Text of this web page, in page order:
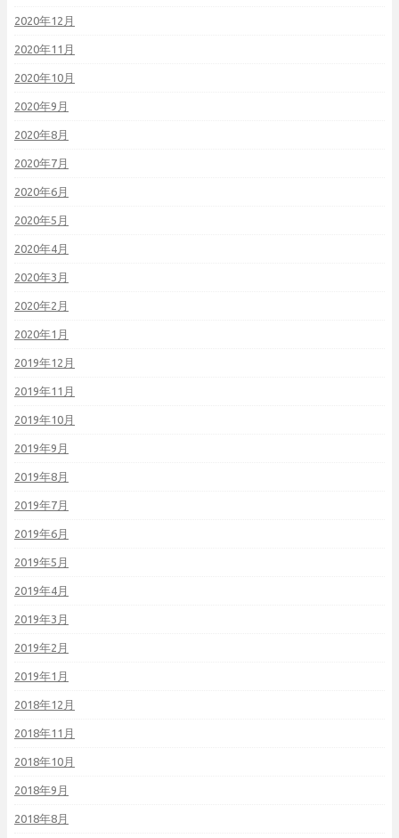
2020年12月
2020年11月
2020年10月
2020年9月
2020年8月
2020年7月
2020年6月
2020年5月
2020年4月
2020年3月
2020年2月
2020年1月
2019年12月
2019年11月
2019年10月
2019年9月
2019年8月
2019年7月
2019年6月
2019年5月
2019年4月
2019年3月
2019年2月
2019年1月
2018年12月
2018年11月
2018年10月
2018年9月
2018年8月